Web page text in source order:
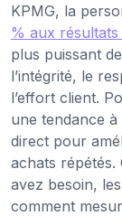
KPMG, la
% aux résultats
plus puissant
l’intégrité, le
l’effort client.
une tendance à
direct pour
achats répétés.
avez besoin,
comment